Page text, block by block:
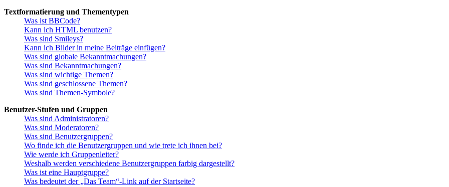
Textformatierung und Thementypen
Was ist BBCode?
Kann ich HTML benutzen?
Was sind Smileys?
Kann ich Bilder in meine Beiträge einfügen?
Was sind globale Bekanntmachungen?
Was sind Bekanntmachungen?
Was sind wichtige Themen?
Was sind geschlossene Themen?
Was sind Themen-Symbole?
Benutzer-Stufen und Gruppen
Was sind Administratoren?
Was sind Moderatoren?
Was sind Benutzergruppen?
Wo finde ich die Benutzergruppen und wie trete ich ihnen bei?
Wie werde ich Gruppenleiter?
Weshalb werden verschiedene Benutzergruppen farbig dargestellt?
Was ist eine Hauptgruppe?
Was bedeutet der „Das Team“-Link auf der Startseite?